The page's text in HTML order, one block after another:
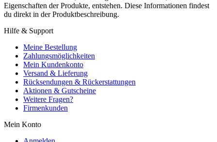
Eigenschaften der Produkte, entstehen. Diese Informationen findest
du direkt in der Produktbeschreibung.
Hilfe & Support
Meine Bestellung
Zahlungsmöglichkeiten
Mein Kundenkonto
Versand & Lieferung
Rücksendungen & Rückerstattungen
Aktionen & Gutscheine
Weitere Fragen?
Firmenkunden
Mein Konto